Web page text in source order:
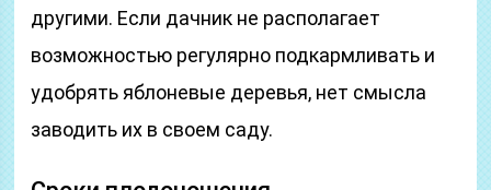
другими. Если дачник не располагает
возможностью регулярно подкармливать и
удобрять яблоневые деревья, нет смысла
заводить их в своем саду.